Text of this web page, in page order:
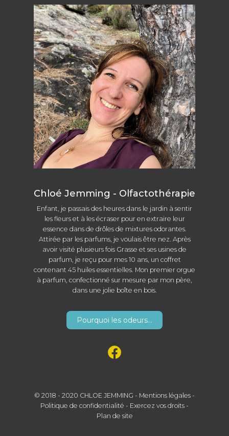
Chloé Jemming - Olfactothérapie
Enfant, je passais des heures dans le jardin à sentir
les fleurs et à les écraser pour en extraire leur
essence dans de drôles de mixtures odorantes.
Attirée par les parfums, je voulais être nez. Après
avoir visité plusieurs fois Grasse et ses usines de
parfum, je reçu pour mes 10 ans, un coffret
contenant 45 huiles essentielles. Mon premier orgue
à parfum, confectionné sur mesure par mon père,
dans une jolie boîte en bois.
Pourquoi les odeurs...
© 2018 - 2020 CHLOE JEMMING - Mentions légales -
Politique de confidentialité - Exercez vos droits -
Plan de site